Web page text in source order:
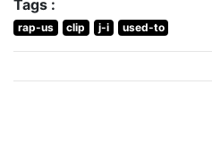
Tags :
rap-us clip j-i used-to